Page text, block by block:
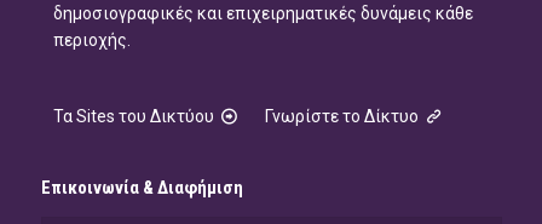
δημοσιογραφικές και επιχειρηματικές δυνάμεις κάθε
περιοχής.
Τα Sites του Δικτύου Γνωρίστε το Δίκτυο
Επικοινωνία & Διαφήμιση